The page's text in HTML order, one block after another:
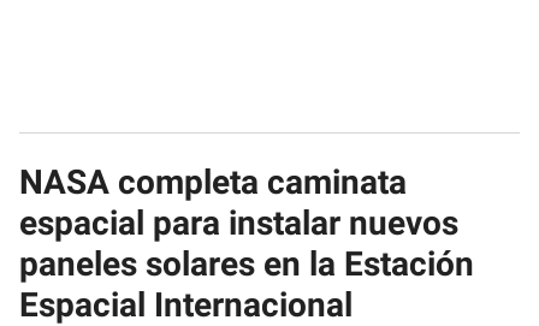
NASA completa caminata
espacial para instalar nuevos
paneles solares en la Estación
Espacial Internacional